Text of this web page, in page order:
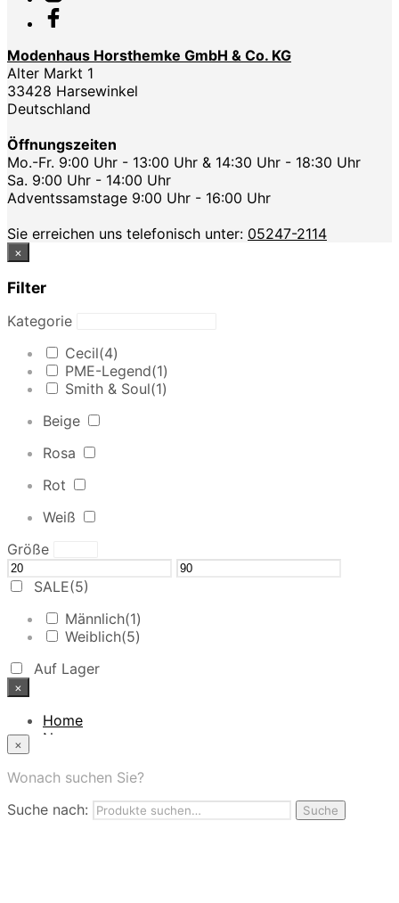
Modenhaus Horsthemke GmbH & Co. KG
Alter Markt 1
33428 Harsewinkel
Deutschland
Öffnungszeiten
Mo.-Fr. 9:00 Uhr - 13:00 Uhr & 14:30 Uhr - 18:30 Uhr
Sa. 9:00 Uhr - 14:00 Uhr
Adventssamstage 9:00 Uhr - 16:00 Uhr
Sie erreichen uns telefonisch unter: 05247-2114
×
Filter
Kategorie
Cecil(4)
PME-Legend(1)
Smith & Soul(1)
Beige
Rosa
Rot
Weiß
Größe
SALE(5)
Männlich(1)
Weiblich(5)
Auf Lager
×
Home
News
App
Nutzungbedingungen
×
Wonach suchen Sie?
Suche nach:
Suche